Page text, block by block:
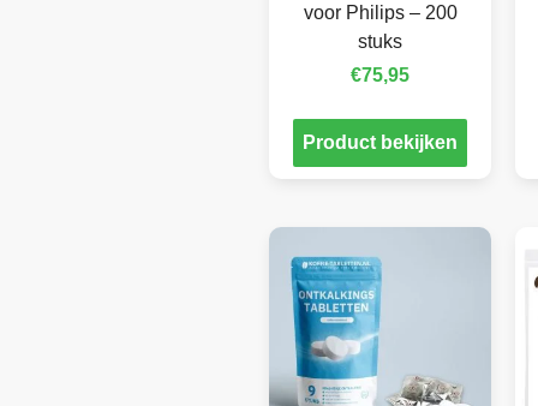
voor Philips – 200
stuks
€75,95
Product bekijken